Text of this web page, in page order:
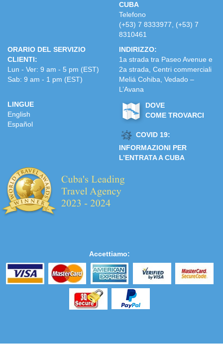
CUBA
Telefono
(+53) 7 8333977, (+53) 7
8310461
ORARIO DEL SERVIZIO
CLIENTI:
Lun - Ver: 9 am - 5 pm (EST)
Sab: 9 am - 1 pm (EST)
INDIRIZZO:
1a strada tra Paseo Avenue e
2a strada, Centri commerciali
Meliá Cohiba, Vedado –
L’Avana
LINGUE
English
Español
DOVE
COME TROVARCI
COVID 19:
INFORMAZIONI PER
L’ENTRATA A CUBA
Accettiamo: